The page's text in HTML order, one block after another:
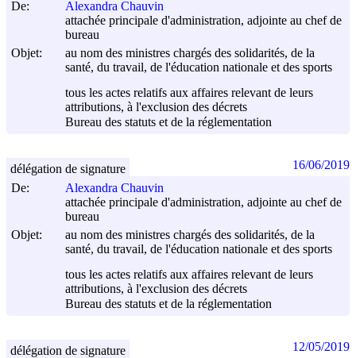
De:
Alexandra Chauvin
attachée principale d'administration, adjointe au chef de
bureau
Objet:
au nom des ministres chargés des solidarités, de la
santé, du travail, de l'éducation nationale et des sports
tous les actes relatifs aux affaires relevant de leurs
attributions, à l'exclusion des décrets
Bureau des statuts et de la réglementation
De:
Alexandra Chauvin
attachée principale d'administration, adjointe au chef de
bureau
Objet:
au nom des ministres chargés des solidarités, de la
santé, du travail, de l'éducation nationale et des sports
tous les actes relatifs aux affaires relevant de leurs
attributions, à l'exclusion des décrets
Bureau des statuts et de la réglementation
délégation de signature 16/06/2019
délégation de signature 12/05/2019